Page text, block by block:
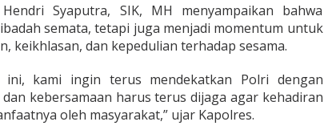
Syaputra, SIK, MH menyampaikan bahwa
semata, tetapi juga menjadi momentum untuk
keikhlasan, dan kepedulian terhadap sesama.
ini, kami ingin terus mendekatkan Polri dengan
kebersamaan harus terus dijaga agar kehadiran
oleh masyarakat,” ujar Kapolres.